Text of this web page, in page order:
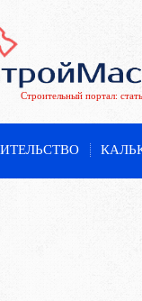
Строительный портал: